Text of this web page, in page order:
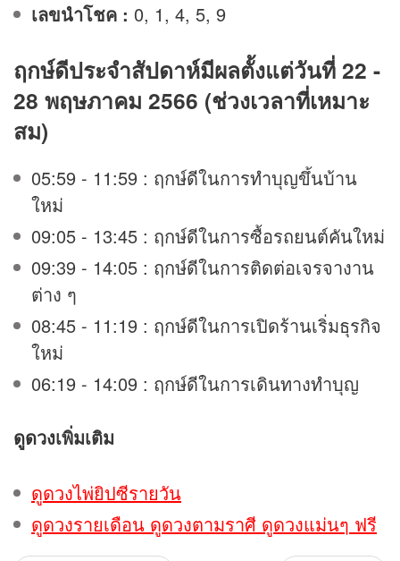
เลขนำโชค : 0, 1, 4, 5, 9
ฤกษ์ดีประจำสัปดาห์มีผลตั้งแต่วันที่ 22 -
28 พฤษภาคม 2566 (ช่วงเวลาที่เหมาะ
สม)
05:59 - 11:59 : ฤกษ์ดีในการทำบุญขึ้นบ้าน
ใหม่
09:05 - 13:45 : ฤกษ์ดีในการซื้อรถยนต์คันใหม่
09:39 - 14:05 : ฤกษ์ดีในการติดต่อเจรจางาน
ต่าง ๆ
08:45 - 11:19 : ฤกษ์ดีในการเปิดร้านเริ่มธุรกิจ
ใหม่
06:19 - 14:09 : ฤกษ์ดีในการเดินทางทำบุญ
ดูดวงเพิ่มเติม
ดูดวงไพ่ยิปซีรายวัน
ดูดวงรายเดือน ดูดวงตามราศี ดูดวงแม่นๆ ฟรี